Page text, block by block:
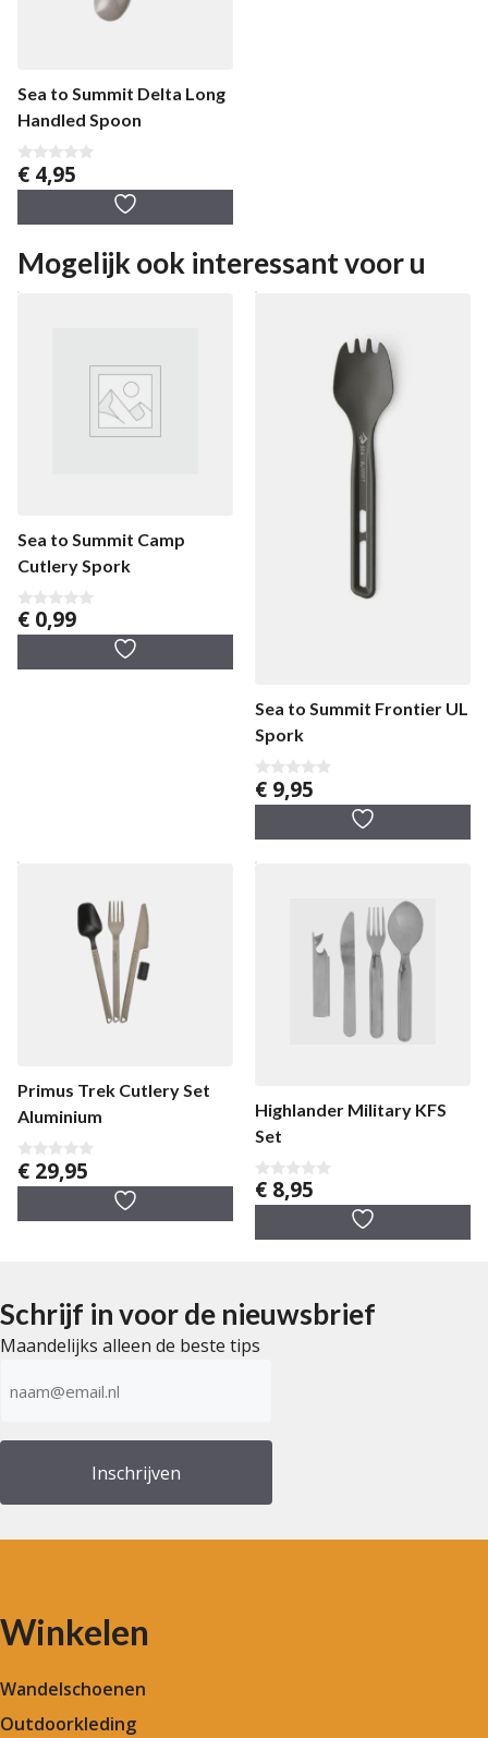
Sea to Summit Delta Long
Handled Spoon
0
v
5
€ 4,95
Mogelijk ook interessant voor u
Sea to Summit Camp
Cutlery Spork
0
v
€ 0,99
Sea to Summit Frontier UL
Spork
0
v
5
€ 9,95
Primus Trek Cutlery Set
Aluminium
0
v
5
€ 29,95
Highlander Military KFS
Set
0
v
€ 8,95
Schrijf in voor de nieuwsbrief
Maandelijks alleen de beste tips
mailadres
Winkelen
Wandelschoenen
Outdoorkleding